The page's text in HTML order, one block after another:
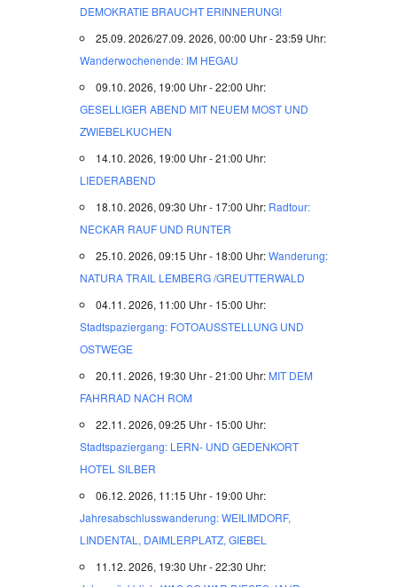
DEMOKRATIE BRAUCHT ERINNERUNG!
25.09. 2026/27.09. 2026, 00:00 Uhr - 23:59 Uhr:
Wanderwochenende: IM HEGAU
09.10. 2026, 19:00 Uhr - 22:00 Uhr:
GESELLIGER ABEND MIT NEUEM MOST UND
ZWIEBELKUCHEN
14.10. 2026, 19:00 Uhr - 21:00 Uhr:
LIEDERABEND
18.10. 2026, 09:30 Uhr - 17:00 Uhr: Radtour:
NECKAR RAUF UND RUNTER
25.10. 2026, 09:15 Uhr - 18:00 Uhr:Wanderung:
NATURA TRAIL LEMBERG /GREUTTERWALD
04.11. 2026, 11:00 Uhr - 15:00 Uhr:
Stadtspaziergang: FOTOAUSSTELLUNG UND
OSTWEGE
20.11. 2026, 19:30 Uhr - 21:00 Uhr: MIT DEM
FAHRRAD NACH ROM
22.11. 2026, 09:25 Uhr - 15:00 Uhr:
Stadtspaziergang: LERN- UND GEDENKORT
HOTEL SILBER
06.12. 2026, 11:15 Uhr - 19:00 Uhr:
Jahresabschlusswanderung: WEILIMDORF,
LINDENTAL, DAIMLERPLATZ, GIEBEL
11.12. 2026, 19:30 Uhr - 22:30 Uhr: